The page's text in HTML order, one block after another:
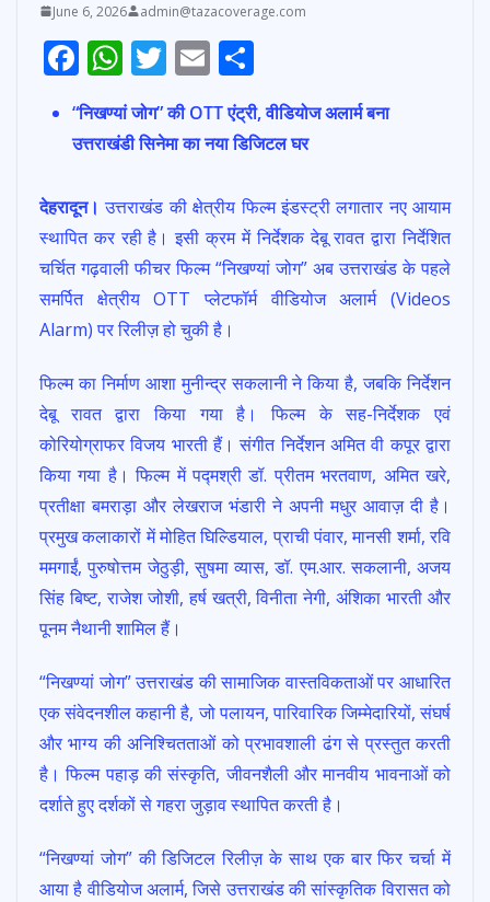
June 6, 2026 admin@tazacoverage.com
F
ac
e
b
o
o
k
W
h
at
s
A
p
p
T
w
itt
er
E
m
ai
l
h
ar
e
“निखण्यां जोग” की OTT एंट्री, वीडियोज अलार्म बना
उत्तराखंडी सिनेमा का नया डिजिटल घर
देहरादून। उत्तराखंड की क्षेत्रीय फिल्म इंडस्ट्री लगातार नए आयाम
स्थापित कर रही है। इसी क्रम में निर्देशक देबू रावत द्वारा निर्देशित
चर्चित गढ़वाली फीचर फिल्म “निखण्यां जोग” अब उत्तराखंड के पहले
समर्पित क्षेत्रीय OTT प्लेटफॉर्म वीडियोज अलार्म (Videos
Alarm) पर रिलीज़ हो चुकी है।
फिल्म का निर्माण आशा मुनीन्द्र सकलानी ने किया है, जबकि निर्देशन
देबू रावत द्वारा किया गया है। फिल्म के सह-निर्देशक एवं
कोरियोग्राफर विजय भारती हैं। संगीत निर्देशन अमित वी कपूर द्वारा
किया गया है। फिल्म में पद्मश्री डॉ. प्रीतम भरतवाण, अमित खरे,
प्रतीक्षा बमराड़ा और लेखराज भंडारी ने अपनी मधुर आवाज़ दी है।
प्रमुख कलाकारों में मोहित घिल्डियाल, प्राची पंवार, मानसी शर्मा, रवि
ममगाईं, पुरुषोत्तम जेठुड़ी, सुषमा व्यास, डॉ. एम.आर. सकलानी, अजय
सिंह बिष्ट, राजेश जोशी, हर्ष खत्री, विनीता नेगी, अंशिका भारती और
पूनम नैथानी शामिल हैं।
“निखण्यां जोग” उत्तराखंड की सामाजिक वास्तविकताओं पर आधारित
एक संवेदनशील कहानी है, जो पलायन, पारिवारिक जिम्मेदारियों, संघर्ष
और भाग्य की अनिश्चितताओं को प्रभावशाली ढंग से प्रस्तुत करती
है। फिल्म पहाड़ की संस्कृति, जीवनशैली और मानवीय भावनाओं को
दर्शाते हुए दर्शकों से गहरा जुड़ाव स्थापित करती है।
“निखण्यां जोग” की डिजिटल रिलीज़ के साथ एक बार फिर चर्चा में
आया है वीडियोज अलार्म, जिसे उत्तराखंड की सांस्कृतिक विरासत को